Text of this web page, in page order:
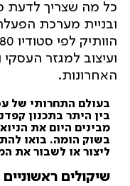
כל מה שצריך לדעת
ובניית מערכת
האחרונות.
בעולם התחרותי של
בין היתר בתכנון
מבינים היום את
בשוק הומה. בואו
ליצור או לשבור את
שיקולים